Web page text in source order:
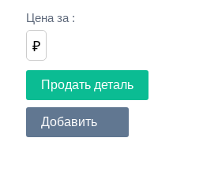
Цена за :
₽
Продать деталь
Добавить